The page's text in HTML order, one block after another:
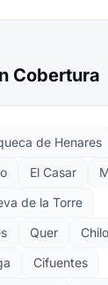
Cobertura
de Henares
El Casar
de la Torre
Quer
Cifuentes